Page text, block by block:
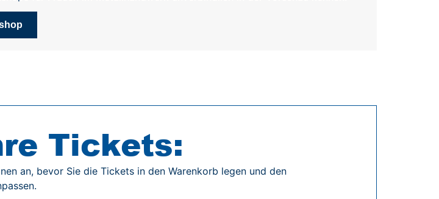
Tickets:
an, bevor Sie die Tickets in den Warenkorb legen und den